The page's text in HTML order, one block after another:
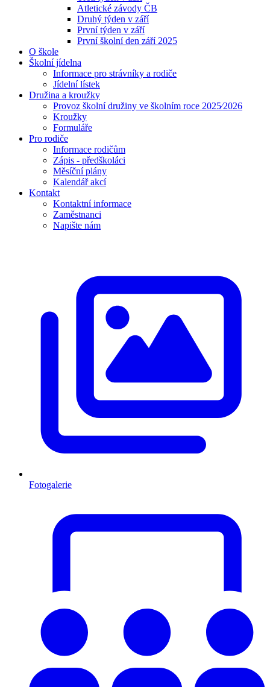
Atletické závody ČB
Druhý týden v září
První týden v září
První školní den září 2025
O škole
Školní jídelna
Informace pro strávníky a rodiče
Jídelní lístek
Družina a kroužky
Provoz školní družiny ve školním roce 2025⁄2026
Kroužky
Formuláře
Pro rodiče
Informace rodičům
Zápis - předškoláci
Měsíční plány
Kalendář akcí
Kontakt
Kontaktní informace
Zaměstnanci
Napište nám
Fotogalerie